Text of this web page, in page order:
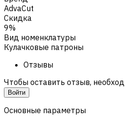
AdvaCut
Скидка
9%
Вид номенклатуры
Кулачковые патроны
Отзывы
Чтобы оставить отзыв,
Войти
Основные параметры